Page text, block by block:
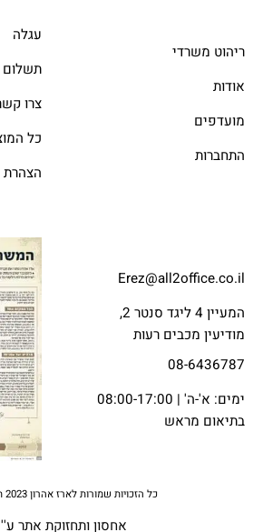
ריהוט משרדי
אודות
מועדפים
התחברות
עגלה
תשלום
צרו
כל
הצהרת
Erez@all2office.co.il
המעיין 4 ליגד סנטר 2,
מודיעין מכבים רעות
08-6436787
ימים: א'-ה' | 08:00-17:00
בתיאום מראש
כל הזכויות שמורות לארז אהרון 2023 תשפ''ג Ⓒ
אחסון ותחזוקת אתר